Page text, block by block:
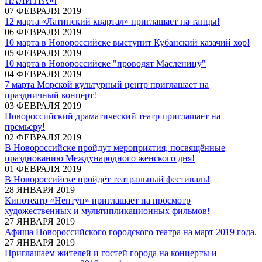
07 ФЕВРАЛЯ 2019
12 марта «Латинский квартал» приглашает на танцы!
06 ФЕВРАЛЯ 2019
10 марта в Новороссийске выступит Кубанский казачий хор!
05 ФЕВРАЛЯ 2019
10 марта в Новороссийске "проводят Масленицу"
04 ФЕВРАЛЯ 2019
7 марта Морской культурный центр приглашает на
праздничный концерт!
03 ФЕВРАЛЯ 2019
Новороссийский драматический театр приглашает на
премьеру!
02 ФЕВРАЛЯ 2019
В Новороссийске пройдут мероприятия, посвящённые
празднованию Международного женского дня!
01 ФЕВРАЛЯ 2019
В Новороссийске пройдёт театральный фестиваль!
28 ЯНВАРЯ 2019
Кинотеатр «Нептун» приглашает на просмотр
художественных и мультипликационных фильмов!
27 ЯНВАРЯ 2019
Афиша Новороссийского городского театра на март 2019 года.
27 ЯНВАРЯ 2019
Приглашаем жителей и гостей города на концерты и